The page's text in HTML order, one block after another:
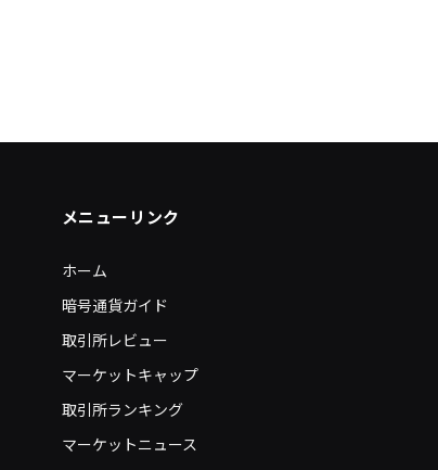
メニューリンク
ホーム
暗号通貨ガイド
取引所レビュー
マーケットキャップ
取引所ランキング
マーケットニュース